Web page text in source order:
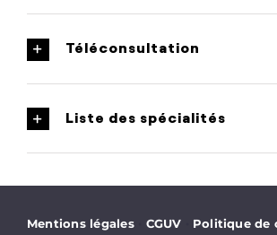
Téléconsultation
Liste des spécialités
Mentions légales CGUV Politique de